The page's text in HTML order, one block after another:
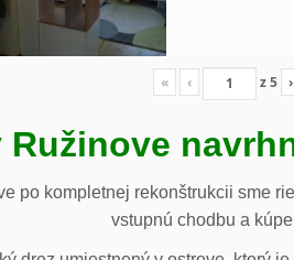
« ‹ z5 ›
Ružinove
po kompletnej rekonštrukcii sme
vstupnú chodbu a